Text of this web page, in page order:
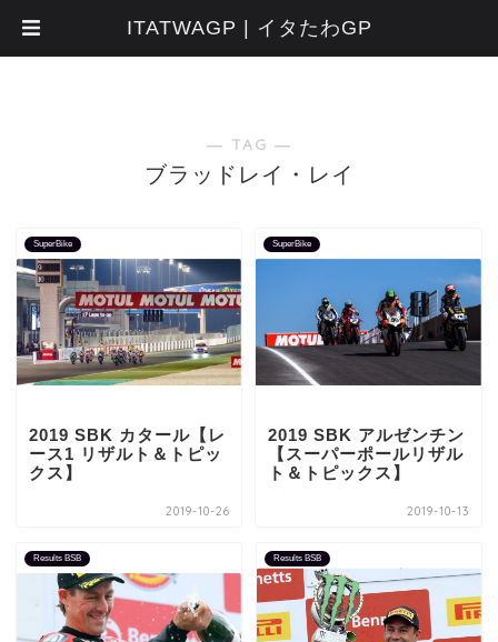
― TAG ―
ブラッドレイ・レイ
SuperBike
2019 SBK カタール【レ
ース1 リザルト＆トピッ
クス】
2019-10-26
SuperBike
2019 SBK アルゼンチン
【スーパーポールリザル
ト＆トピックス】
2019-10-13
Results BSB Results BSB
ITATWAGP | イタたわGP